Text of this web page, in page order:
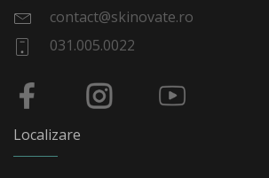
contact@skinovate.ro
031.005.0022
Localizare